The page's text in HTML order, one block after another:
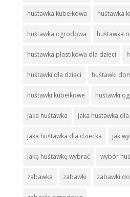
huśtawka kubełkowa huśtawka
huśtawka ogrodowa huśtawka
huśtawka plastikowa dla dzieci
huśtawki dla dzieci huśtawki
huśtawki kubełkowe huśtawki
jaka huśtawka jaka huśtawka
jaka huśtawka dla dziecka jak
jaką huśtawkę wybrać wybór
zabawka zabawki zabawki